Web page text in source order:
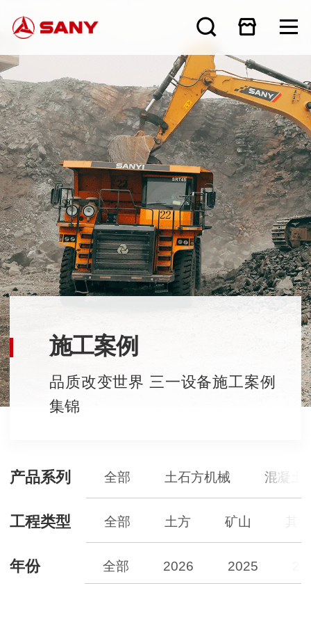
施工案例
品质改变世界 三一设备施工案例
集锦
产品系列 全部 土石方机械 混凝土
工程类型 全部 土方 矿山 其
年份 全部 2026 2025